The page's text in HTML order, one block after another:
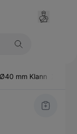
mm Klann